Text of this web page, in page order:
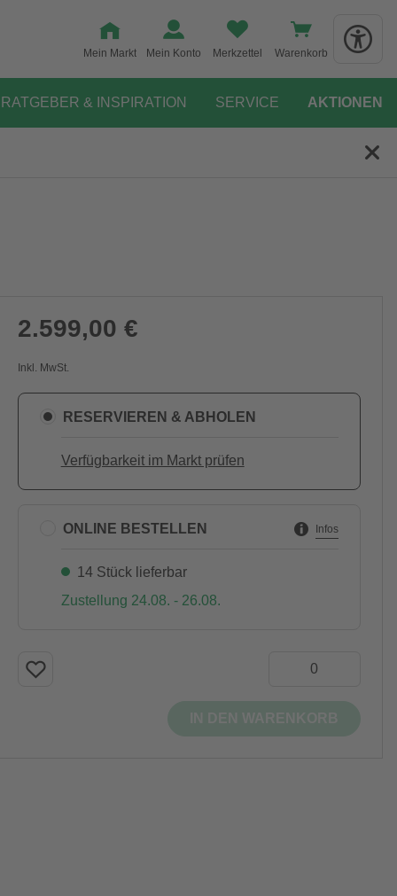
Mein Markt Mein Konto Merkzettel Warenkorb
RATGEBER & INSPIRATION SERVICE AKTIONEN
2.599,00 €
Inkl. MwSt.
RESERVIEREN & ABHOLEN
Verfügbarkeit im Markt prüfen
ONLINE BESTELLEN Infos
14 Stück lieferbar
Zustellung 24.08. - 26.08.